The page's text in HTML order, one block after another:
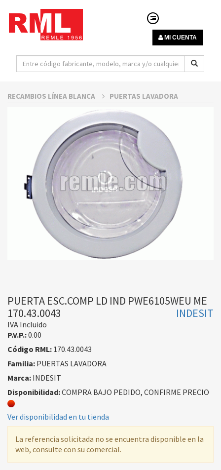
MI CUENTA
RECAMBIOS LÍNEA BLANCA PUERTAS LAVADORA
PUERTA ESC.COMP LD IND PWE6105WEU ME
170.43.0043
INDESIT
IVA Incluido
P.V.P.:0.00
Código RML: 170.43.0043
Familia: PUERTAS LAVADORA
Marca: INDESIT
Disponibilidad:COMPRA BAJO PEDIDO, CONFIRME PRECIO
Ver disponibilidad en tu tienda
La referencia solicitada no se encuentra disponible en la
web, consulte con su comercial.